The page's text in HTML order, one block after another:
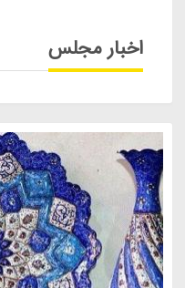
اخبار مجلس